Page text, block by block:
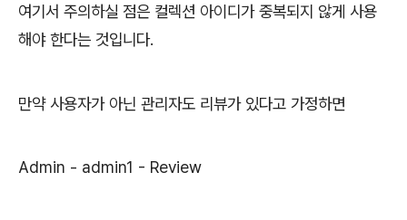
여기서 주의하실 점은 컬렉션 아이디가 중복되지 않게 사용
해야 한다는 것입니다.
만약 사용자가 아닌 관리자도 리뷰가 있다고 가정하면
Admin - admin1 - Review